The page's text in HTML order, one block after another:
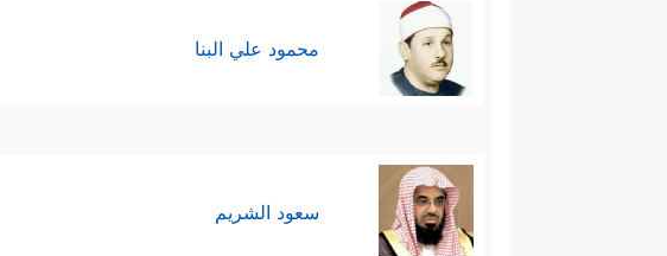
محمود علي البنا
سعود الشريم